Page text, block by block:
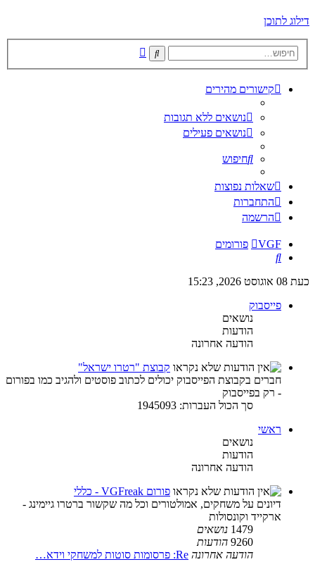
דילוג לתוכן
חיפוש
קישורים מהירים
נושאים ללא תגובות
נושאים פעילים
חיפוש
שאלות נפוצות
התחברות
הרשמה
VGF
פורומים
חיפוש
כעת 08 אוגוסט 2026, 15:23
פייסבוק
נושאים
הודעות
הודעה אחרונה
קבוצת "רטרו ישראל"
חברים בקבוצת הפייסבוק יכולים לכתוב פוסטים ולהגיב כמו בפורום
- רק בפייסבוק
סך הכול העברות: 1945093
ראשי
נושאים
הודעות
הודעה אחרונה
פורום VGFreak - כללי
דיונים על משחקים, אמולטורים וכל מה שקשור ברטרו גיימינג -
ארקייד וקונסולות
1479 נושאים
9260 הודעות
הודעה אחרונה Re: פרסומות סוטות למשחקי וידא…